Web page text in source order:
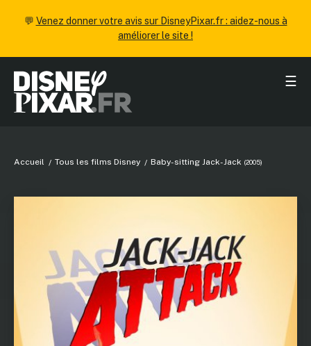
💬 Venez donner votre avis sur DisneyPixar.fr : aidez-nous à
améliorer le site !
☰
Accueil Tous les films Disney Baby-sitting Jack-Jack (2005)